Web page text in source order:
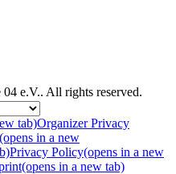
04 e.V.. All rights reserved.
tab)Organizer Privacy
(opens in a new
Privacy Policy(opens in a new
(opens in a new tab)